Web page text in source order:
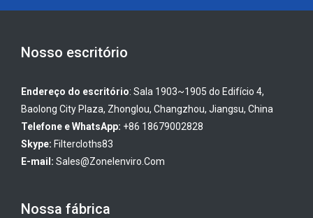
Nosso escritório
Endereço do escritório: Sala 1903~1905 do Edifício 4,
Baolong City Plaza, Zhonglou, Changzhou, Jiangsu, China
Telefone e WhatsApp: +86 18679002828
Skype: Filtercloths83
E-mail: Sales@zonelenviro.com
Nossa fábrica